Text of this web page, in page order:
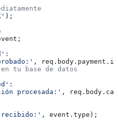
);
;
:
, req . body . payment . id
tu base de datos
:
procesada:' , req . body .
recibido:' , event . type );